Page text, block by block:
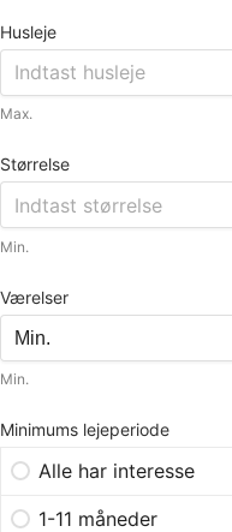
Husleje
Max.
Størrelse
Min.
Værelser
Min.
Minimums lejeperiode
Alle har interesse
1-11 måneder